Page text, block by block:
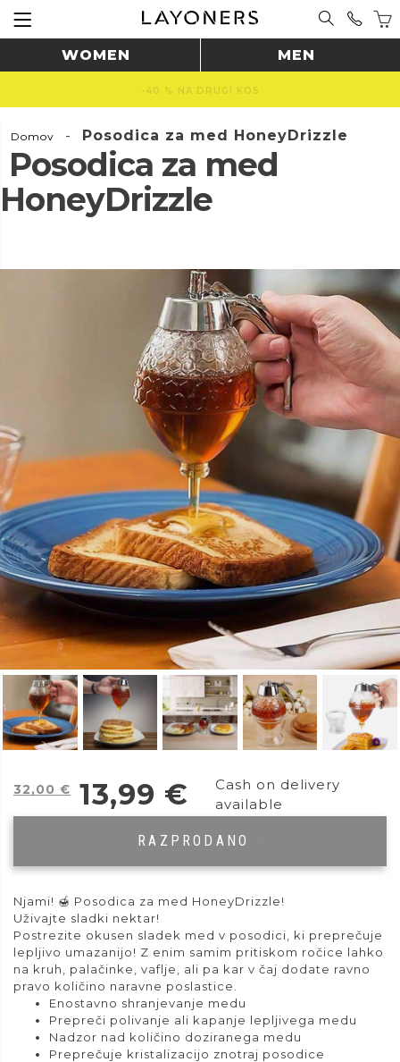
WOMEN MEN
-40 % NA DRUGI KOS
Domov - Posodica za med HoneyDrizzle
Posodica za med
HoneyDrizzle
32,00 € 13,99 €
Cash on delivery
available
RAZPRODANO
Njami! 🍯 Posodica za med HoneyDrizzle!
Uživajte sladki nektar!
Postrezite okusen sladek med v posodici, ki preprečuje
lepljivo umazanijo! Z enim samim pritiskom ročice lahko
na kruh, palačinke, vaflje, ali pa kar v čaj dodate ravno
pravo količino naravne poslastice.
Enostavno shranjevanje medu
Prepreči polivanje ali kapanje lepljivega medu
Nadzor nad količino doziranega medu
Preprečuje kristalizacijo znotraj posodice